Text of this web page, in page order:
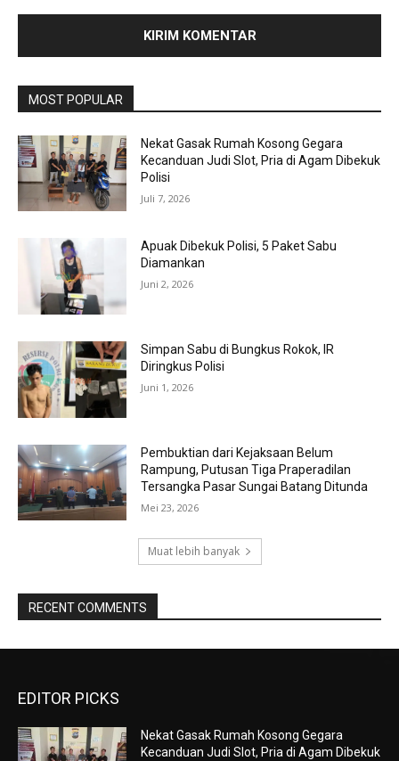
MOST POPULAR
Nekat Gasak Rumah Kosong Gegara
Kecanduan Judi Slot, Pria di Agam Dibekuk
Polisi
Juli 7, 2026
Apuak Dibekuk Polisi, 5 Paket Sabu
Diamankan
Juni 2, 2026
Simpan Sabu di Bungkus Rokok, IR
Diringkus Polisi
Juni 1, 2026
Pembuktian dari Kejaksaan Belum
Rampung, Putusan Tiga Praperadilan
Tersangka Pasar Sungai Batang Ditunda
Mei 23, 2026
Muat lebih banyak
RECENT COMMENTS
EDITOR PICKS
Nekat Gasak Rumah Kosong Gegara
Kecanduan Judi Slot, Pria di Agam Dibekuk